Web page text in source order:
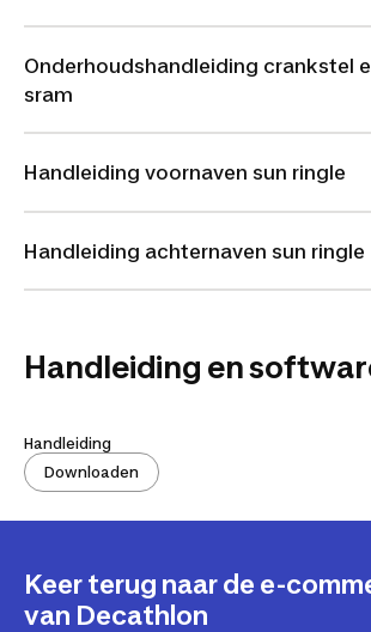
Onderhoudshandleiding crankstel
sram
Handleiding voornaven sun ringle
Handleiding achternaven sun ringle
Handleiding en
Handleiding
Downloaden
Keer terug naar de e-
van Decathlon